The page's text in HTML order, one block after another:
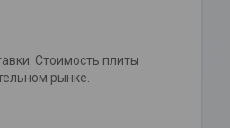
Стоимость плиты
рынке.